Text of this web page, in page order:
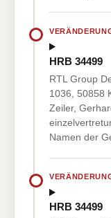
HRB 34499
RTL Group
1036, 50858
Zeiler,
Namen der
HRB 34499